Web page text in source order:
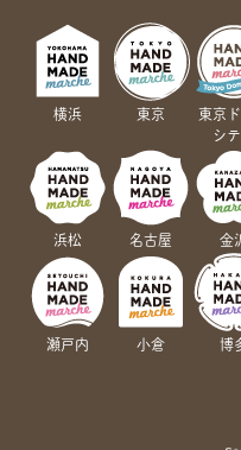
横浜 東京
東京
シ
浜松 名古屋 金
瀬戸内 小倉 博